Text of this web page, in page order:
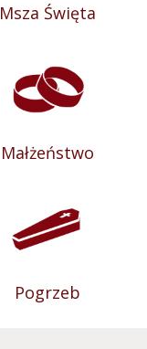
Msza Święta
Małżeństwo
Pogrzeb